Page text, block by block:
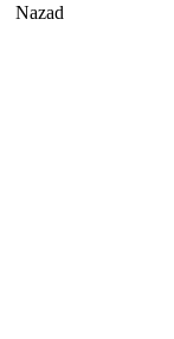
Nazad